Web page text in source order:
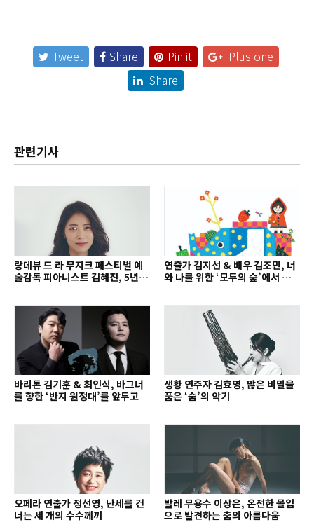
Tweet Share Pin it
Plus one
Share
관련기사
랑데뷰 드 라 무지크 페스티벌 예
술감독 피아니스트 김혜진, 5년간
연출가 김지선 & 배우 김조민, 너
와 나를 위한 ‘모두의 숲’에서 만나
바리톤 김기훈 & 최인식, 바그너
를 향한 ‘반지 원정대’를 앞두고
생황 연주자 김효영, 많은 비밀을
품은 ‘숨’의 악기
오페라 연출가 정선영, 난세를 건
너는 세 개의 수수께끼
발레 무용수 이상은, 온전한 몰입
으로 발견하는 춤의 아름다움